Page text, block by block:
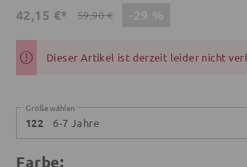
42,15 €* 59,90 €
Dieser Artikel ist derzeit leider nicht
Größe wählen
122 6-7 Jahre
Farbe: